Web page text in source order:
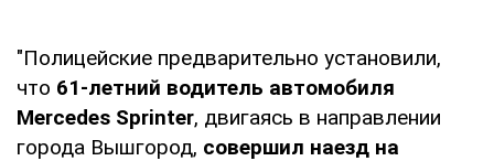
"Полицейские предварительно установили,
что 61-летний водитель автомобиля
Mercedes Sprinter, двигаясь в направлении
города Вышгород, совершил наезд на